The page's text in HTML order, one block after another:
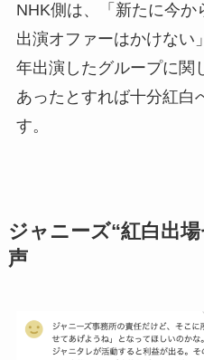
NHK側は、「新たに今か
出演オファーはかけない
年出演したグループに関
あったとすれば十分紅白
す。
ジャニーズ“紅白出
声